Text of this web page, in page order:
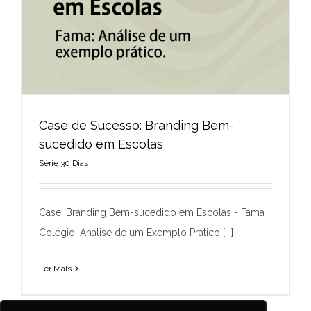
Case de Sucesso: Branding Bem-sucedido
Série 30 Dias
Case de Sucesso: Branding Bem-
sucedido em Escolas
Série 30 Dias
Case: Branding Bem-sucedido em Escolas - Fama
Colégio: Análise de um Exemplo Prático [...]
Ler Mais